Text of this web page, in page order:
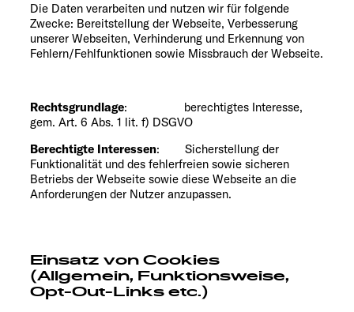
Die Daten verarbeiten und nutzen wir für folgende
Zwecke: Bereitstellung der Webseite, Verbesserung
unserer Webseiten, Verhinderung und Erkennung von
Fehlern/Fehlfunktionen sowie Missbrauch der Webseite.
Rechtsgrundlage: berechtigtes Interesse,
gem. Art. 6 Abs. 1 lit. f) DSGVO
Berechtigte Interessen: Sicherstellung der
Funktionalität und des fehlerfreien sowie sicheren
Betriebs der Webseite sowie diese Webseite an die
Anforderungen der Nutzer anzupassen.
Einsatz von Cookies
(Allgemein, Funktionsweise,
Opt-Out-Links etc.)